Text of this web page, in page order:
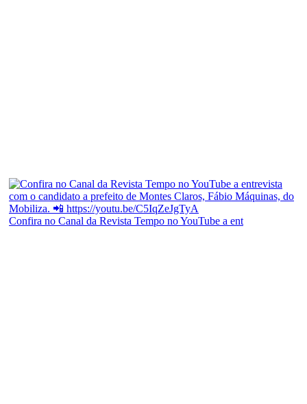
Confira no Canal da Revista Tempo no YouTube a ent